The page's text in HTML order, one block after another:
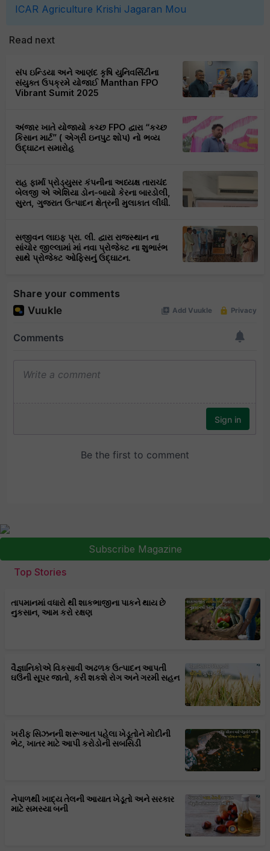
ICAR Agriculture Krishi Jagaran Mou
Read next
સંપ ઇન્ડિયા અને આણંદ કૃષિ યુનિવર્સિટીના
સંયુક્ત ઉપક્રમે યોજાઈ Manthan FPO
Vibrant Sumit 2025
અંજાર ખાતે યોજાયો કચ્છ FPO દ્વારા “કચ્છ
કિસાન માર્ટ” ( એગ્રી ઇનપુટ શોપ) નો ભવ્ય
ઉદ્ઘાટન સમારોહ
રાહ ફાર્મા પ્રોડ્યુસર કંપનીના અધ્યક્ષ તારાચંદ
બેલજી એ એશિયા ડોન-બાયો કેરના બારડોલી,
સુરત, ગુજરાત ઉત્પાદન ક્ષેત્રની મુલાકાત લીધી.
સજીવન લાઇફ પ્રા. લી. દ્વારા રાજસ્થાન ના
સાંચોર જીલ્લામાં માં નવા પ્રોજેક્ટ ના શુભારંભ
સાથે પ્રોજેક્ટ ઓફિસનું ઉદ્ઘાટન.
Share your comments
Subscribe Magazine
Top Stories
તાપમાનમાં વધારો થી શાકભાજીના પાકને થાય છે
નુકસાન, આમ કરો રક્ષણ
વૈજ્ઞાનિકોએ વિકસાવી અઢળક ઉત્પાદન આપતી
ઘઉંની સૂપર જાતો, કરી શકશે રોગ અને ગરમી સહન
ખરીફ સિઝનની શરૂઆત પહેલા ખેડૂતોને મોદીની
ભેટ, ખાતર માટે આપી કરોડોની સબસિડી
નેપાળથી ખાદ્ય તેલની આયાત ખેડૂતો અને સરકાર
માટે સમસ્યા બની